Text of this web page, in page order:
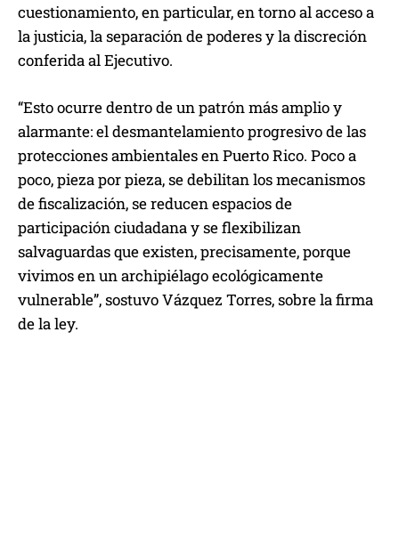
cuestionamiento, en particular, en torno al acceso a
la justicia, la separación de poderes y la discreción
conferida al Ejecutivo.
“Esto ocurre dentro de un patrón más amplio y
alarmante: el desmantelamiento progresivo de las
protecciones ambientales en Puerto Rico. Poco a
poco, pieza por pieza, se debilitan los mecanismos
de fiscalización, se reducen espacios de
participación ciudadana y se flexibilizan
salvaguardas que existen, precisamente, porque
vivimos en un archipiélago ecológicamente
vulnerable”, sostuvo Vázquez Torres, sobre la firma
de la ley.